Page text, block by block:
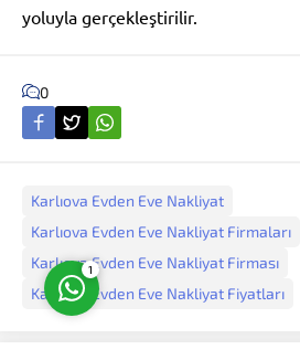
yoluyla gerçekleştirilir.
0
Karlıova Evden Eve Nakliyat
Karlıova Evden Eve Nakliyat Firmaları
Karlıova Evden Eve Nakliyat Firması
Karlıova Evden Eve Nakliyat Fiyatları
Cevap Yaz
1